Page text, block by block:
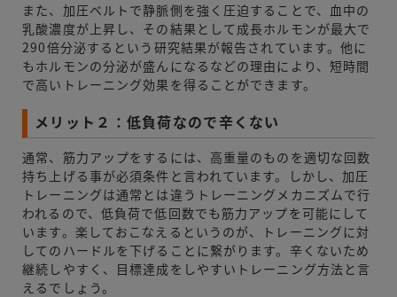
また、加圧ベルトで静脈側を強く圧迫することで、血中の
乳酸濃度が上昇し、その結果として成長ホルモンが最大で
290倍分泌するという研究結果が報告されています。他に
もホルモンの分泌が盛んになるなどの理由により、短時間
で高いトレーニング効果を得ることができます。
メリット２：低負荷なので辛くない
通常、筋力アップをするには、高重量のものを適切な回数
持ち上げる事が必須条件と言われています。しかし、加圧
トレーニングは通常とは違うトレーニングメカニズムで行
われるので、低負荷で低回数でも筋力アップを可能にして
います。楽しておこなえるというのが、トレーニングに対
してのハードルを下げることに繋がります。辛くないため
継続しやすく、目標達成をしやすいトレーニング方法と言
えるでしょう。